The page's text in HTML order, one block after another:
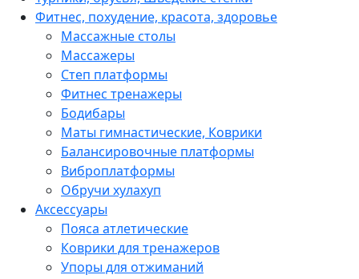
Фитнес, похудение, красота, здоровье
Массажные столы
Массажеры
Степ платформы
Фитнес тренажеры
Бодибары
Маты гимнастические, Коврики
Балансировочные платформы
Виброплатформы
Обручи хулахуп
Аксессуары
Пояса атлетические
Коврики для тренажеров
Упоры для отжиманий